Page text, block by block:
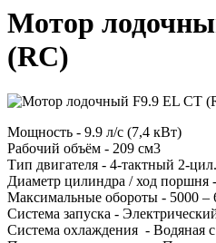
Мотор
(RC)
Мощность - 9.9 л/с (7,4 кВт)
Рабочий объём - 209 см3
Тип двигателя - 4-тактный 2-
Диаметр цилиндра / ход поршня
Максимальные обороты - 5000 –
Система запуска -
Система охлаждения - Водяная с